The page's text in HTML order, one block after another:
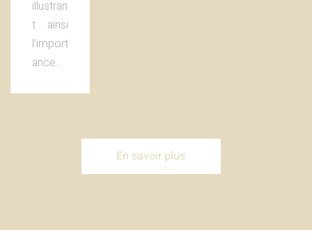
illustran
t ainsi
l’import
ance…
En savoir plus